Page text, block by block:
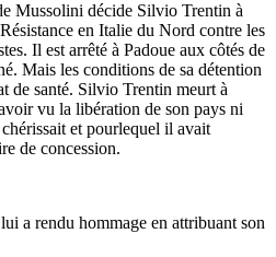
Mussolini décide Silvio Trentin à
en Italie du Nord contre les
Il est arrêté à Padoue aux côtés de
Mais les conditions de sa détention
de santé. Silvio Trentin meurt à
vu la libération de son pays ni
et pourlequel il avait
de concession.
a rendu hommage en attribuant son